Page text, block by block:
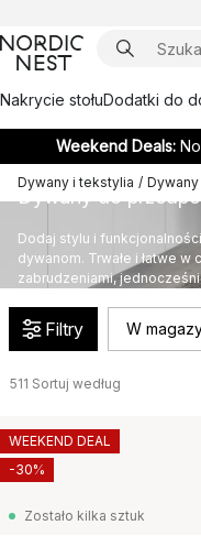
Nakrycie stołuDodatki do
Weekend Deals:
Dywany i tekstylia / Dywany
Dywany do
Dodaj stylu i
dywanom. Trwałe i łatwe
zabrudzeniami,
Filtry W
511 Sortuj według
Zostało kilka sztuk
WEEKEND DEAL
-30%